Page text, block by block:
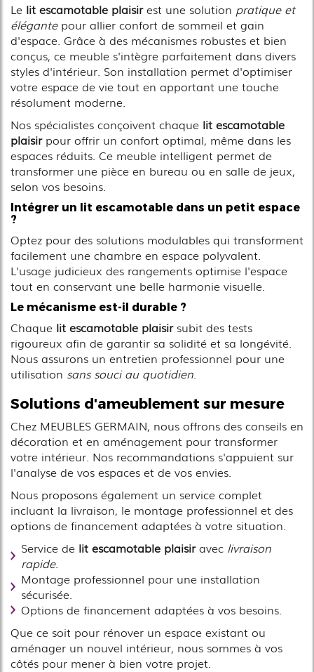
Le lit escamotable plaisirest une solution pratique et
élégantepour allier confort de sommeil et gain
d'espace. Grâce à des mécanismes robustes et bien
conçus, ce meuble s'intègre parfaitement dans divers
styles d'intérieur. Son installation permet d'optimiser
votre espace de vie tout en apportant une touche
résolument moderne.
Nos spécialistes conçoivent chaque lit escamotable
plaisirpour offrir un confort optimal, même dans les
espaces réduits. Ce meuble intelligent permet de
transformer une pièce en bureau ou en salle de jeux,
selon vos besoins.
Intégrer un lit escamotable dans un petit espace
?
Optez pour des solutions modulables qui transforment
facilement une chambre en espace polyvalent.
L'usage judicieux des rangements optimise l'espace
tout en conservant une belle harmonie visuelle.
Le mécanisme est-il durable ?
Chaque lit escamotable plaisirsubit des tests
rigoureux afin de garantir sa solidité et sa longévité.
Nous assurons un entretien professionnel pour une
utilisation sans souci au quotidien.
Solutions d'ameublement sur mesure
Chez MEUBLES GERMAIN, nous offrons des conseils en
décoration et en aménagement pour transformer
votre intérieur. Nos recommandations s'appuient sur
l'analyse de vos espaces et de vos envies.
Nous proposons également un service complet
incluant la livraison, le montage professionnel et des
options de financement adaptées à votre situation.
Service de lit escamotable plaisiravec livraison
rapide.
Montage professionnel pour une installation
sécurisée.
Options de financement adaptées à vos besoins.
Que ce soit pour rénover un espace existant ou
aménager un nouvel intérieur, nous sommes à vos
côtés pour mener à bien votre projet.